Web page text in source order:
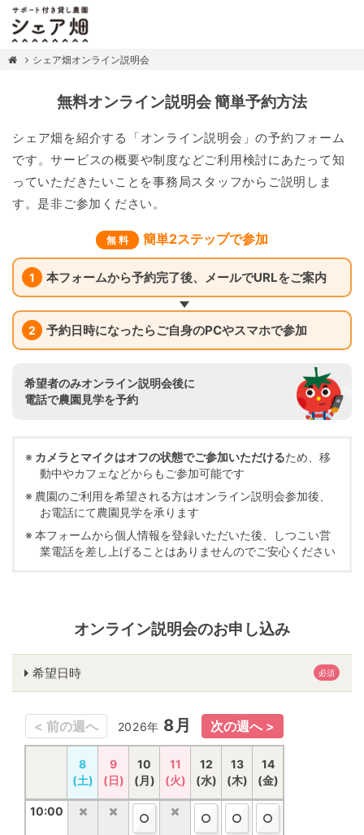
シェア畑オンライン説明会
無料オンライン説明会 簡単予約方法
シェア畑を紹介する「オンライン説明会」の予約フォーム
です。サービスの概要や制度などご利用検討にあたって知
っていただきたいことを事務局スタッフからご説明しま
す。是非ご参加ください。
無 料 簡単2ステップで参加
1 本フォームから予約完了後、メールでURLをご案内
2 予約日時になったらご自身のPCやスマホで参加
希望者のみオンライン説明会後に
電話で農園見学を予約
カメラとマイクはオフの状態でご参加いただけるため、移
動中やカフェなどからもご参加可能です
農園のご利用を希望される方はオンライン説明会参加後、
お電話にて農園見学を承ります
本フォームから個人情報を登録いただいた後、しつこい営
業電話を差し上げることはありませんのでご安心ください
オンライン説明会のお申し込み
必須
希望日時
2026年 8月
8
(土)
9
(日)
10
(月)
11
(火)
12
(水)
13
(木)
14
(金)
10:00
2026年 8月
15
(土)
16
(日)
17
(月)
18
(火)
19
(水)
20
(木)
21
(金)
10:00